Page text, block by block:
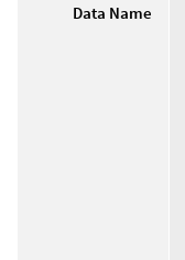
Data Name